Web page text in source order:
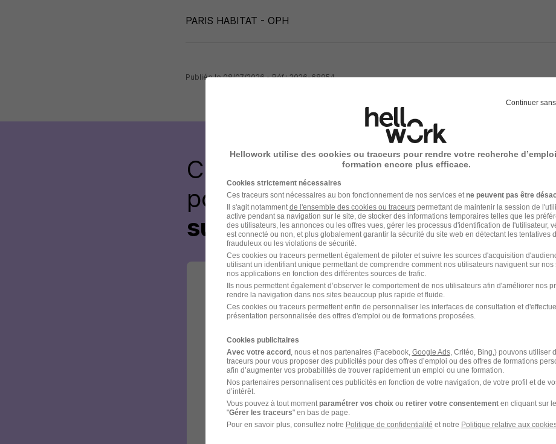
PARIS HABITAT - OPH
Publiée le 08/07/2026 - Réf : 2026-68954
Créez votre compteHellowork et
postulez
sur le site du recruteur !
Continuer
Hellowork utilise des cookies ou traceurs pour rendre votre recherche
formation encore plus efficace.
Cookies strictement nécessaires
Ces traceurs sont nécessaires au bon fonctionnement de nos services et ne peuvent pas être
Il s'agit notamment de l'ensemble des cookies ou traceurspermettant de maintenir la session de
active pendant sa navigation sur le site, de stocker des informations temporaires telles que les
des utilisateurs, les annonces ou les offres vues, gérer les processus d'identification de l'utilisateur,
est connecté ou non, et plus globalement garantir la sécurité du site web en détectant les tentatives
frauduleux ou les violations de sécurité.
Ces cookies ou traceurs permettent également de piloter et suivre les sources d'acquisition
utilisant un identifiant unique permettant de comprendre comment nos utilisateurs naviguent sur nos
nos applications en fonction des différentes sources de trafic.
Ils nous permettent également d’observer le comportement de nos utilisateurs afin d'améliorer nos
rendre la navigation dans nos sites beaucoup plus rapide et fluide.
Ces cookies ou traceurs permettent enfin de personnaliser les interfaces de consultation et
présentation personnalisée des offres d'emploi ou de formations proposées.
Cookies publicitaires
Avec votre accord, nous et nos partenaires (Facebook, Google Ads, Critéo, Bing,) pouvons utiliser
traceurs pour vous proposer des publicités pour des offres d’emploi ou des offres de formations
afin d’augmenter vos probabilités de trouver rapidement un emploi ou une formation.
Nos partenaires personnalisent ces publicités en fonction de votre navigation, de votre profil et de
d’intérêt.
Vous pouvez à tout moment paramétrer vos choix ou retirer votre consentementen cliquant sur
"Gérer les traceurs" en bas de page.
Pour en savoir plus, consultez notre Politique de confidentialité et notre Politique relative aux